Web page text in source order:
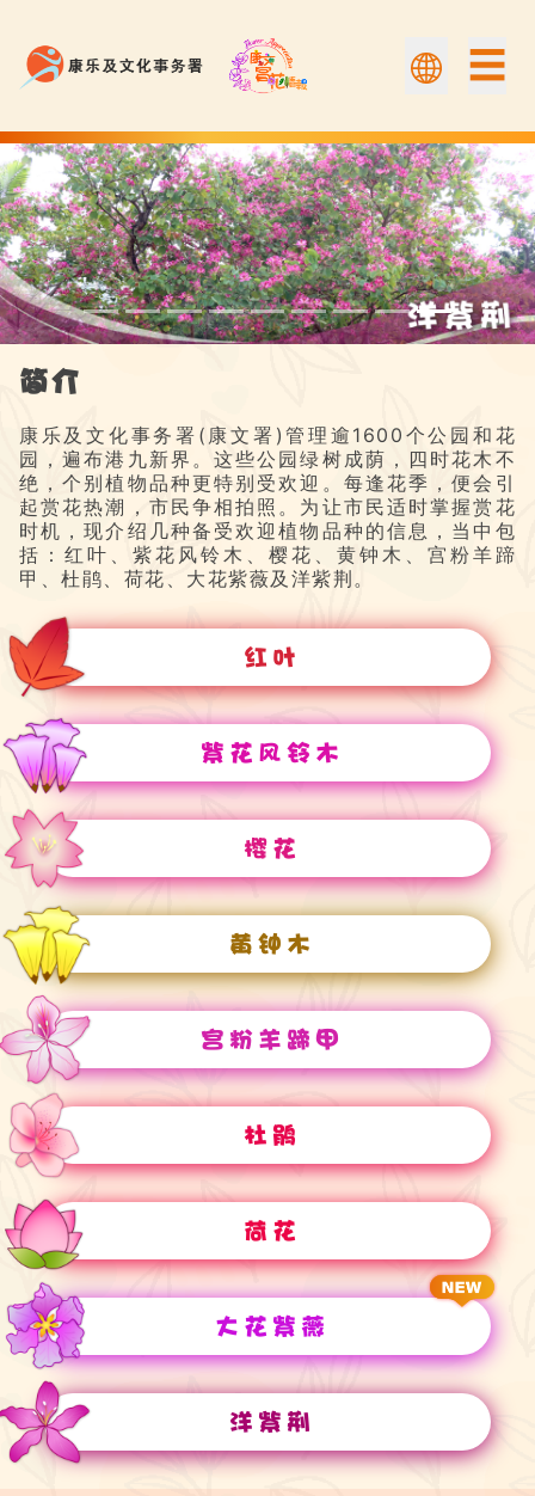
☰
洋紫荆 | Flower Appreciation 康文賞花情報
简介
康乐及文化事务署(康文署)管理逾1600个公园和花
园，遍布港九新界。这些公园绿树成荫，四时花木不
绝，个别植物品种更特别受欢迎。每逢花季，便会引
起赏花热潮，市民争相拍照。为让市民适时掌握赏花
时机，现介绍几种备受欢迎植物品种的信息，当中包
括：红叶、紫花风铃木、樱花、黄钟木、宫粉羊蹄
甲、杜鹃、荷花、大花紫薇及洋紫荆。
红叶
紫花风铃木
樱花
黄钟木
宫粉羊蹄甲
杜鹃
荷花
大花紫薇
洋紫荆